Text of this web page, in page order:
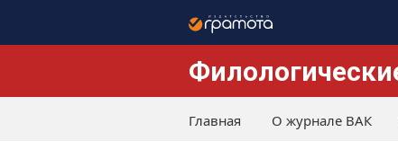
Главная О журнале ВАК